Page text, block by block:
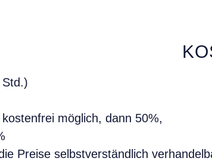
möglich, dann 50%,
Preise selbstverständlich